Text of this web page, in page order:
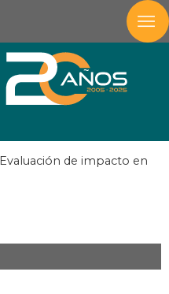
Evaluación de impacto en